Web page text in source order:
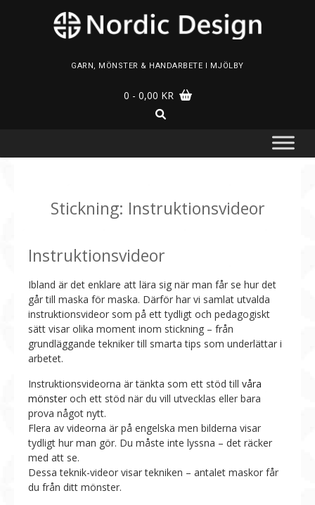
GARN, MÖNSTER & HANDARBETE I MJÖLBY
0 - 0,00 KR
Stickning: Instruktionsvideor
Instruktionsvideor
Ibland är det enklare att lära sig när man får se hur det
går till maska för maska. Därför har vi samlat utvalda
instruktionsvideor som på ett tydligt och pedagogiskt
sätt visar olika moment inom stickning – från
grundläggande tekniker till smarta tips som underlättar i
arbetet.
Instruktionsvideorna är tänkta som ett stöd till våra
mönster och ett stöd när du vill utvecklas eller bara
prova något nytt.
Flera av videorna är på engelska men bilderna visar
tydligt hur man gör. Du måste inte lyssna – det räcker
med att se.
Dessa teknik-videor visar tekniken – antalet maskor får
du från ditt mönster.